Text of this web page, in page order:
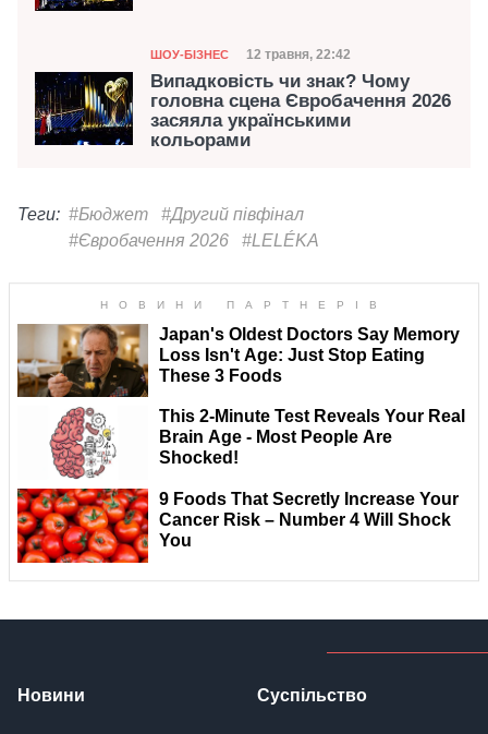
Категорія
ШОУ-БІЗНЕС Дата публікації
12 травня, 22:42
Випадковість чи знак? Чому
головна сцена Євробачення 2026
засяяла українськими
кольорами
Теги: #Бюджет
#Другий півфінал
#Євробачення 2026
#LELÉKA
Новини Суспільство